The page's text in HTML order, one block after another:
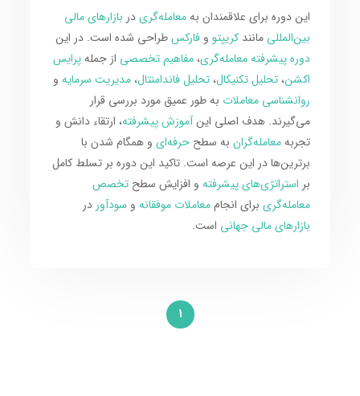
این دوره برای علاقمندان بهمعامله‌گریدر بازارهای مالی
بین‌المللی مانندکریپتو وفارکسطراحی شده است. در این
دوره پیشرفته معامله‌گری،مفاهیم تخصصی از جملهپرایس
اکشن،تحلیل تکنیکال،تحلیل فاندامنتال،مدیریت سرمایه و
روانشناسی معاملات به طور عمیق مورد بررسی قرار
می‌گیرند. هدف اصلی اینآموزش پیشرفته، ارتقاء دانش و
تجربهمعامله‌گران به سطححرفه‌ای و همگام شدن با
برترین‌ها در این عرصه است. تاکید این دوره بر تسلط کامل
بر استراتژی‌های پیشرفته و افزایش سطحتخصص
معامله‌گری برای انجاممعاملات موفقانه و سودآور در
بازارهای مالی جهانی است.
1